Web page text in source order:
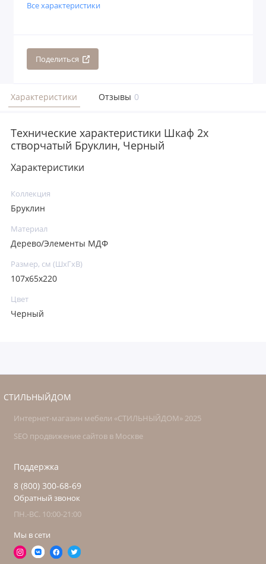
Все характеристики
Поделиться
Характеристики Отзывы 0
Технические характеристики Шкаф 2х
створчатый Бруклин, Черный
Характеристики
Коллекция
Бруклин
Материал
Дерево/Элементы МДФ
Размер, см (ШхГхВ)
107х65х220
Цвет
Черный
СТИЛЬНЫЙДОМ
Интернет-магазин мебели «СТИЛЬНЫЙДОМ» 2025
SEO продвижение сайтов в Москве
Поддержка
8 (800) 300-68-69
Обратный звонок
ПН.-ВС. 10:00-21:00
Мы в сети